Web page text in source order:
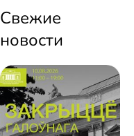
Свежие
новости